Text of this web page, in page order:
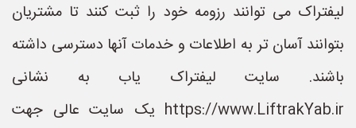
لیفتراک می توانند رزومه خود را ثبت کنند تا مشتریان
بتوانند آسان تر به اطلاعات و خدمات آنها دسترسی داشته
باشند. سایت لیفتراک یاب به نشانی
https://www.LiftrakYab.ir یک سایت عالی جهت